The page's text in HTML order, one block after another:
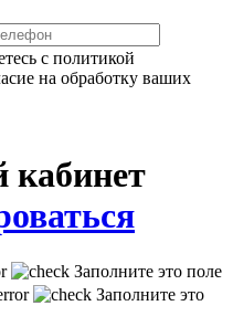
с политикой
на обработку ваших
Заполните это поле
Заполните это